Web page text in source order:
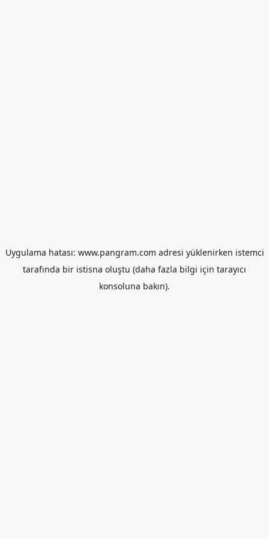
Uygulama hatası: www.pangram.com adresi yüklenirken istemci
tarafında bir istisna oluştu (daha fazla bilgi için tarayıcı
konsoluna bakın).